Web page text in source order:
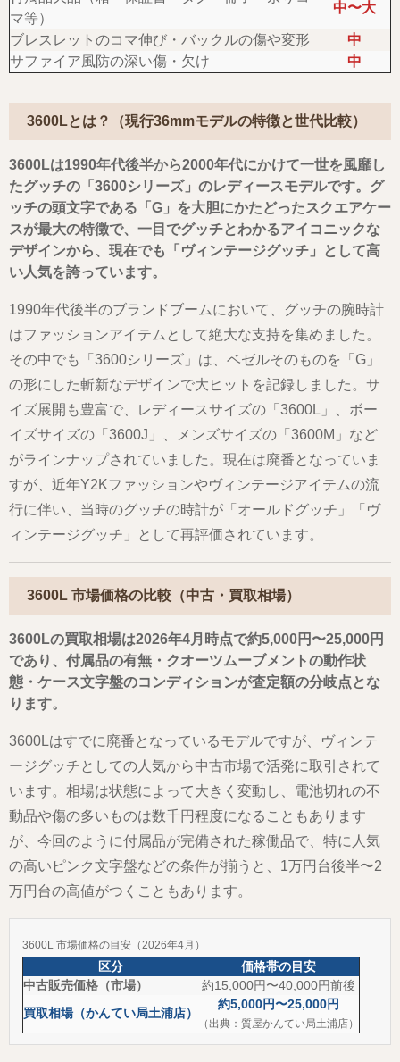
マ等）
中〜大
ブレスレットのコマ伸び・バックルの傷や変形
中
サファイア風防の深い傷・欠け
中
3600Lとは？（現行36mmモデルの特徴と世代比較）
3600Lは1990年代後半から2000年代にかけて一世を風靡し
たグッチの「3600シリーズ」のレディースモデルです。グ
ッチの頭文字である「G」を大胆にかたどったスクエアケー
スが最大の特徴で、一目でグッチとわかるアイコニックな
デザインから、現在でも「ヴィンテージグッチ」として高
い人気を誇っています。
1990年代後半のブランドブームにおいて、グッチの腕時計
はファッションアイテムとして絶大な支持を集めました。
その中でも「3600シリーズ」は、ベゼルそのものを「G」
の形にした斬新なデザインで大ヒットを記録しました。サ
イズ展開も豊富で、レディースサイズの「3600L」、ボー
イズサイズの「3600J」、メンズサイズの「3600M」など
がラインナップされていました。現在は廃番となっていま
すが、近年Y2Kファッションやヴィンテージアイテムの流
行に伴い、当時のグッチの時計が「オールドグッチ」「ヴ
ィンテージグッチ」として再評価されています。
3600L 市場価格の比較（中古・買取相場）
3600Lの買取相場は2026年4月時点で約5,000円〜25,000円
であり、付属品の有無・クオーツムーブメントの動作状
態・ケース文字盤のコンディションが査定額の分岐点とな
ります。
3600Lはすでに廃番となっているモデルですが、ヴィンテ
ージグッチとしての人気から中古市場で活発に取引されて
います。相場は状態によって大きく変動し、電池切れの不
動品や傷の多いものは数千円程度になることもあります
が、今回のように付属品が完備された稼働品で、特に人気
の高いピンク文字盤などの条件が揃うと、1万円台後半〜2
万円台の高値がつくこともあります。
3600L 市場価格の目安（2026年4月）
区分
価格帯の目安
中古販売価格（市場）
約15,000円〜40,000円前後
買取相場（かんてい局土浦店）
約5,000円〜25,000円
（出典：質屋かんてい局土浦店）